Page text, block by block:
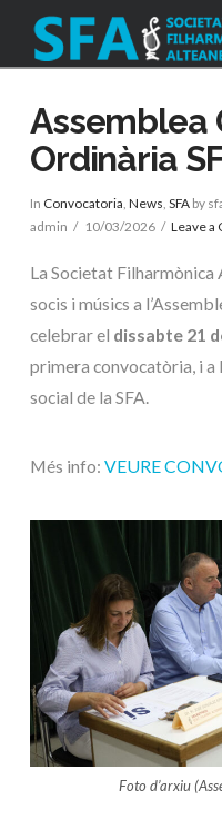
Assemblea
Ordinària
In Convocatoria News SFAby
admin
10/03/2026 Leave a
La Societat Filharmònica
socis i músics a
celebrar el dissabte 21
primera convocatòria, i a
social de la SFA.
Més info: VEURE
Foto d’arxiu